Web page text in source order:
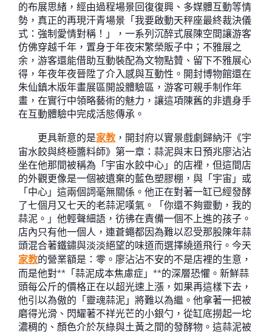
的布展思緒，經由過程場景回復復興、多媒體互動等情
勢，真正的再現汗青場景「我要啟動天秤座最終裁決儀
式：強制愛情對稱！」，一系列沉醉式展陳空間讓游客
仿佛穿越千年，置身于年夜宋繁榮販子中；不雅展之
余，游客還能借助互動裝配為文物點贊、留下不雅展心
得，年夜年夜晉陞了介入感與互動性。開封博物館還在
朱仙鎮木版年畫展區開設體驗區，游客可親手制作年
畫，在實行中領略藝術的魅力，讓這項陳舊的非遺身手
在互動體驗中完成活態傳承。
更具新意的是家教 ，開封府以實景戲劇歸納汗《宇
宙水餃與終極醬料師》第一章：蒜泥與末日預兆廖沾沾
坐在他那間被稱為「宇宙水餃中心」的店裡，但這間店
的外觀更像是一個被遺棄的藍色塑膠棚，與「宇宙」或
「中心」這兩個詞毫無關係。他正在對著一缸已經發酵
了七個月又七天的老蒜泥嘆氣。「你還不夠靈動，我的
蒜泥。」他輕聲細語，彷彿在責備一個不上進的孩子。
店內只有他一個人，連蒼蠅都因為難以忍受那股陳年蒜
頭混合著鐵鏽與淡淡絕望的味道而選擇繞道飛行。今天
家教的營業額是：零。廖沾沾不安的不是店裡的生意，
而是他對**「蒜泥成本焦慮症」**的深層恐懼。新鮮蒜
頭每公斤的價格正在以超光速上漲，如果再這樣下去，
他引以為傲的「靈魂蒜泥」將難以為繼。他拿著一把被
磨得光滑、閃耀著不祥光芒的小銀勺，從缸底撈起一坨
濃稠的、顏色介於灰綠與土黃之間的發酵物。這蒜泥被